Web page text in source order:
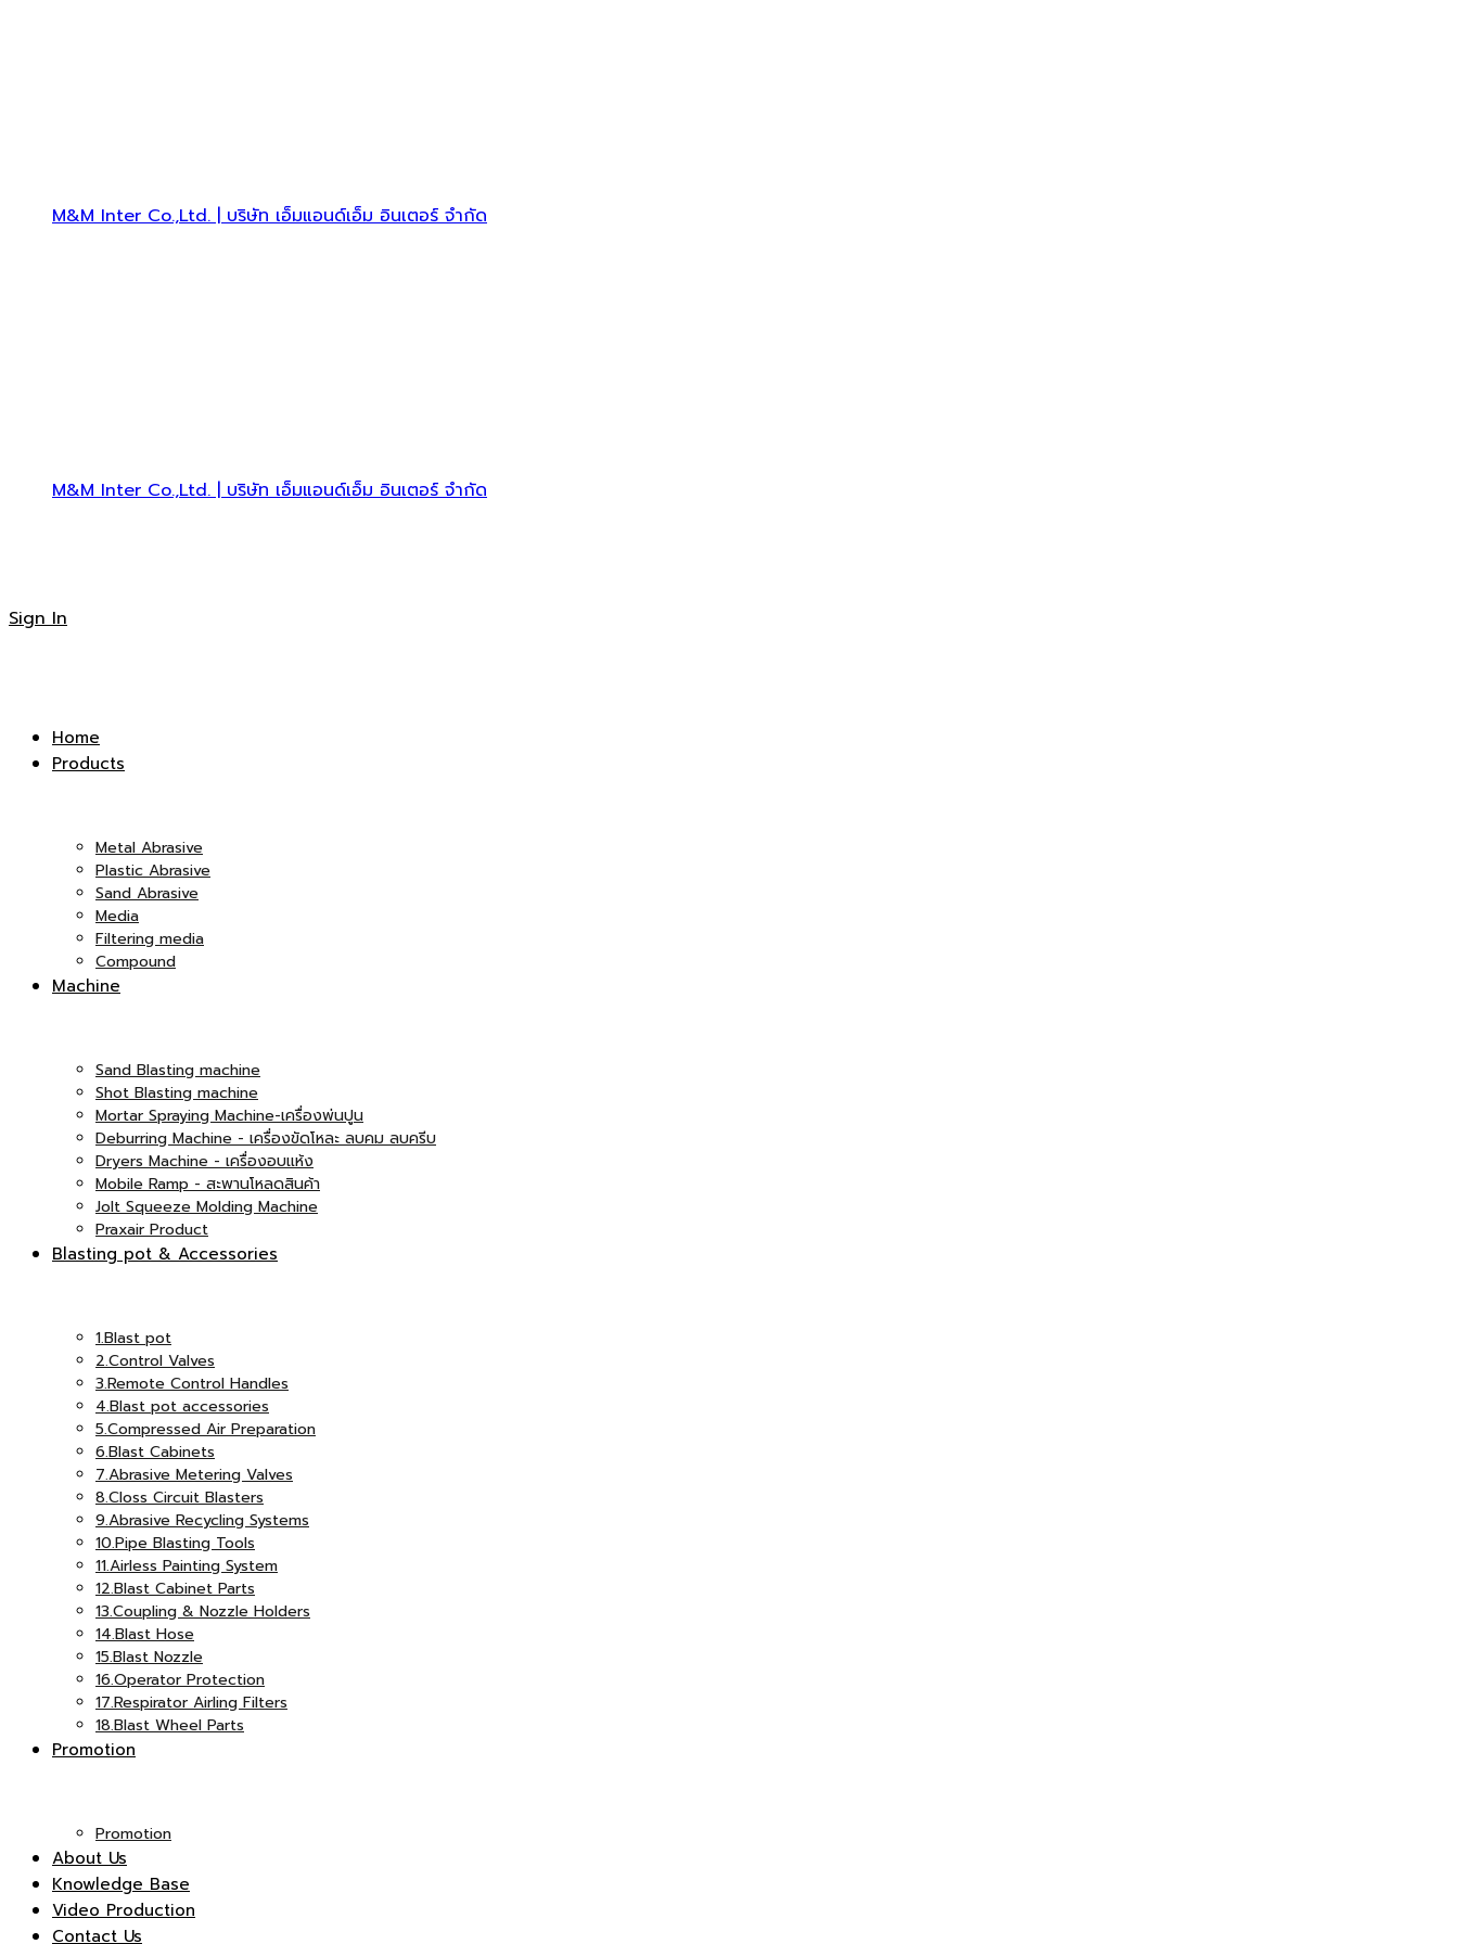
M&M Inter Co.,Ltd. | บริษัท เอ็มแอนด์เอ็ม อินเตอร์ จำกัด
M&M Inter Co.,Ltd. | บริษัท เอ็มแอนด์เอ็ม อินเตอร์ จำกัด
Sign In
Home
Products
Metal Abrasive
Plastic Abrasive
Sand Abrasive
Media
Filtering media
Compound
Machine
Sand Blasting machine
Shot Blasting machine
Mortar Spraying Machine-เครื่องพ่นปูน
Deburring Machine - เครื่องขัดโหละ ลบคม ลบครีบ
Dryers Machine - เครื่องอบแห้ง
Mobile Ramp - สะพานโหลดสินค้า
Jolt Squeeze Molding Machine
Praxair Product
Blasting pot & Accessories
1.Blast pot
2.Control Valves
3.Remote Control Handles
4.Blast pot accessories
5.Compressed Air Preparation
6.Blast Cabinets
7.Abrasive Metering Valves
8.Closs Circuit Blasters
9.Abrasive Recycling Systems
10.Pipe Blasting Tools
11.Airless Painting System
12.Blast Cabinet Parts
13.Coupling & Nozzle Holders
14.Blast Hose
15.Blast Nozzle
16.Operator Protection
17.Respirator Airling Filters
18.Blast Wheel Parts
Promotion
Promotion
About Us
Knowledge Base
Video Production
Contact Us